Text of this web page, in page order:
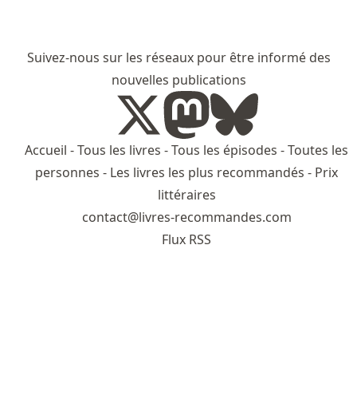
Suivez-nous sur les réseaux pour être informé des
nouvelles publications
Accueil -Tous les livres -Tous les épisodes -Toutes les
personnes - Les livres les plus recommandés - Prix
littéraires
contact@livres-recommandes.com
Flux RSS